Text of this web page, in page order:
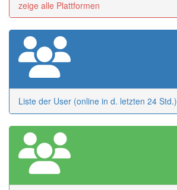
zeige alle Plattformen
Liste der User (online in d. letzten 24 Std.)